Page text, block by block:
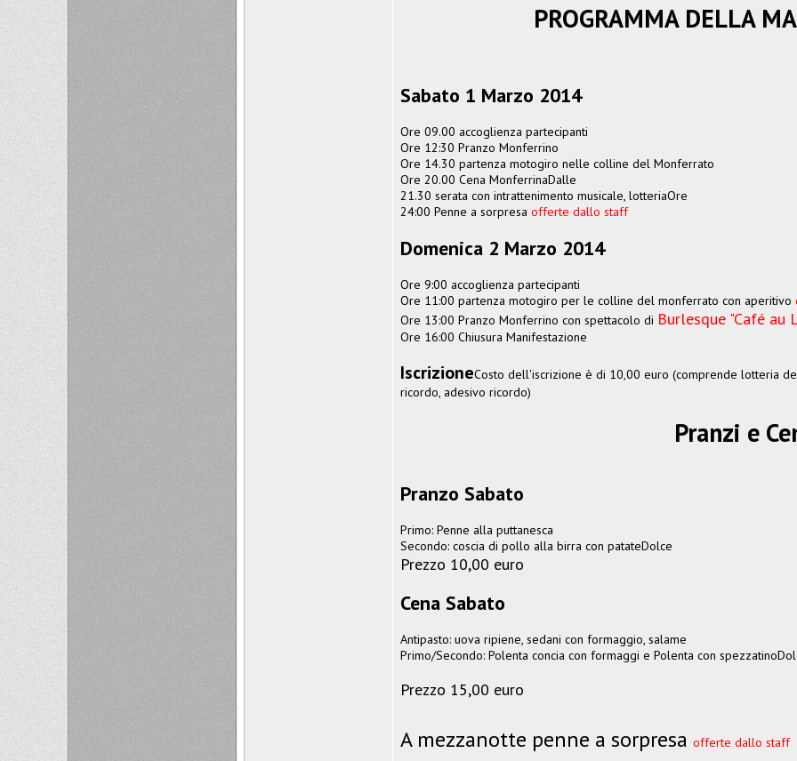
PROGRAMMA DELLA
Sabato 1 Marzo 2014
Ore 09.00 accoglienza partecipanti
Ore 12:30 Pranzo Monferrino
Ore 14.30 partenza motogiro nelle colline del Monferrato
Ore 20.00 Cena MonferrinaDalle
21.30 serata con intrattenimento musicale, lotteriaOre
24:00 Penne a sorpresa offerte dallo staff
Domenica 2 Marzo 2014
Ore 9:00 accoglienza partecipanti
Ore 11:00 partenza motogiro per le colline del monferrato con aperitivo
Ore 13:00 Pranzo Monferrino con spettacolo di Burlesque "Café au
Ore 16:00 Chiusura Manifestazione
IscrizioneCosto dell'iscrizione è di 10,00 euro (comprende lotteria
ricordo, adesivo ricordo)
Pranzi e
Pranzo Sabato
Primo: Penne alla puttanesca
Secondo: coscia di pollo alla birra con patateDolce
Prezzo 10,00 euro
Cena Sabato
Antipasto: uova ripiene, sedani con formaggio, salame
Primo/Secondo: Polenta concia con formaggi e Polenta con
Prezzo 15,00 euro
A mezzanotte penne a sorpresa offerte dallo staff